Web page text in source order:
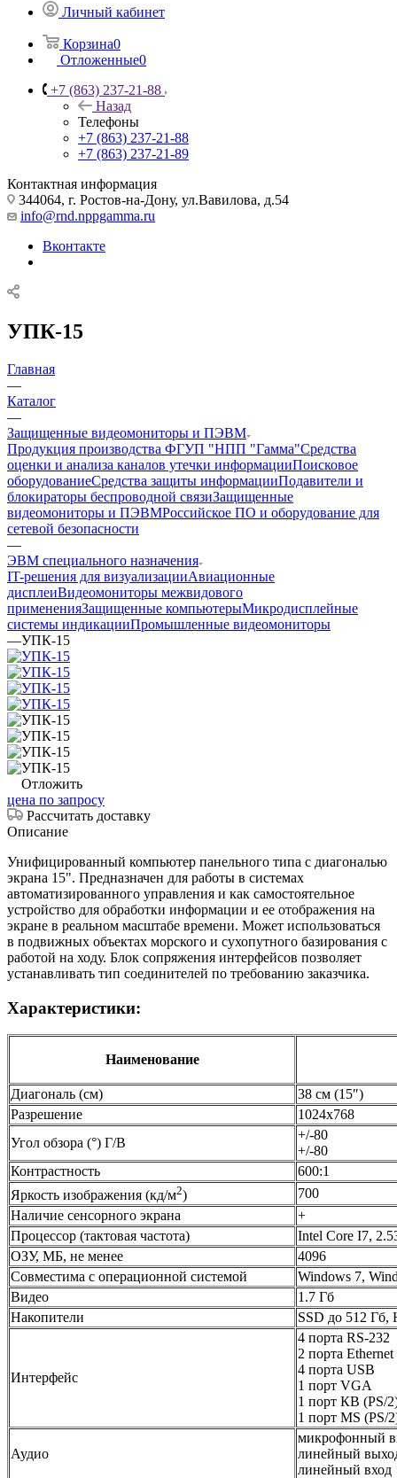
Личный кабинет
Корзина0
Отложенные0
+7 (863) 237-21-88
Назад
Телефоны
+7 (863) 237-21-88
+7 (863) 237-21-89
Контактная информация
344064, г. Ростов-на-Дону, ул.Вавилова, д.54
info@rnd.nppgamma.ru
Вконтакте
УПК-15
Главная
—
Каталог
—
Защищенные видеомониторы и ПЭВМ
Продукция производства ФГУП "НПП "Гамма"Средства
оценки и анализа каналов утечки информацииПоисковое
оборудованиеСредства защиты информацииПодавители и
блокираторы беспроводной связиЗащищенные
видеомониторы и ПЭВМРоссийское ПО и оборудование для
сетевой безопасности
—
ЭВМ специального назначения
IT-решения для визуализацииАвиационные
дисплеиВидеомониторы межвидового
примененияЗащищенные компьютерыМикродисплейные
системы индикацииПромышленные видеомониторы
—УПК-15
Отложить
цена по запросу
Рассчитать доставку
Описание
Унифицированный компьютер панельного типа с диагональю
экрана 15". Предназначен для работы в системах
автоматизированного управления и как самостоятельное
устройство для обработки информации и ее отображения на
экране в реальном масштабе времени. Может использоваться
в подвижных объектах морского и сухопутного базирования с
работой на ходу. Блок сопряжения интерфейсов позволяет
устанавливать тип соединителей по требованию заказчика.
Характеристики:
Наименование
Диагональ (см)
38 см (15″)
Разрешение
1024x768
Угол обзора (°) Г/В
+/-80
+/-80
Контрастность
600:1
Яркость изображения (кд/м2)
700
Наличие сенсорного экрана
+
Процессор (тактовая частота)
Intel Core I7,
ОЗУ, МБ, не менее
4096
Совместима с операционной системой
Windows 7,
Видео
1.7 Гб
Накопители
SSD до 512 Гб,
Интерфейс
4 порта RS-232
2 порта Ethernet
4 порта USB
1 порт VGA
1 порт КВ (PS/
1 порт MS (PS/
Аудио
микрофонный
линейный
линейный вход